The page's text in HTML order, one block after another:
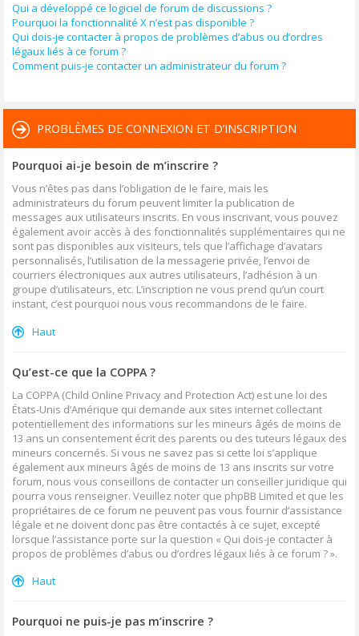
Qui a développé ce logiciel de forum de discussions ?
Pourquoi la fonctionnalité X n’est pas disponible ?
Qui dois-je contacter à propos de problèmes d’abus ou d’ordres
légaux liés à ce forum ?
Comment puis-je contacter un administrateur du forum ?
PROBLÈMES DE CONNEXION ET D’INSCRIPTION
Pourquoi ai-je besoin de m’inscrire ?
Vous n’êtes pas dans l’obligation de le faire, mais les
administrateurs du forum peuvent limiter la publication de
messages aux utilisateurs inscrits. En vous inscrivant, vous pouvez
également avoir accès à des fonctionnalités supplémentaires qui ne
sont pas disponibles aux visiteurs, tels que l’affichage d’avatars
personnalisés, l’utilisation de la messagerie privée, l’envoi de
courriers électroniques aux autres utilisateurs, l’adhésion à un
groupe d’utilisateurs, etc. L’inscription ne vous prend qu’un court
instant, c’est pourquoi nous vous recommandons de le faire.
Haut
Qu’est-ce que la COPPA ?
La COPPA (Child Online Privacy and Protection Act) est une loi des
États-Unis d’Amérique qui demande aux sites internet collectant
potentiellement des informations sur les mineurs âgés de moins de
13 ans un consentement écrit des parents ou des tuteurs légaux des
mineurs concernés. Si vous ne savez pas si cette loi s’applique
également aux mineurs âgés de moins de 13 ans inscrits sur votre
forum, nous vous conseillons de contacter un conseiller juridique qui
pourra vous renseigner. Veuillez noter que phpBB Limited et que les
propriétaires de ce forum ne peuvent pas vous fournir d’assistance
légale et ne doivent donc pas être contactés à ce sujet, excepté
lorsque l’assistance porte sur la question « Qui dois-je contacter à
propos de problèmes d’abus ou d’ordres légaux liés à ce forum ? ».
Haut
Pourquoi ne puis-je pas m’inscrire ?